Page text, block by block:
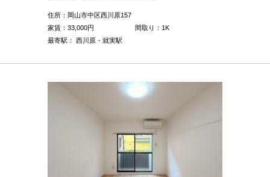
住所：岡山市中区西川原157
家賃： 33,000円
間取り：1K
最寄駅： 西川原・就実駅